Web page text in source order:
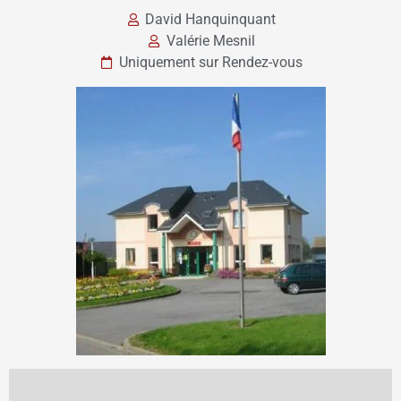
David Hanquinquant
Valérie Mesnil
Uniquement sur Rendez-vous